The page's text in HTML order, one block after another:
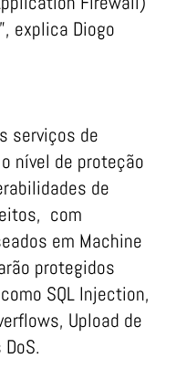
explica Diogo
serviços de
nível de proteção
de
com
em Machine
protegidos
SQL Injection,
Upload de